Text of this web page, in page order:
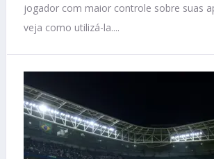
jogador com maior controle sobre suas
veja como utilizá-la....